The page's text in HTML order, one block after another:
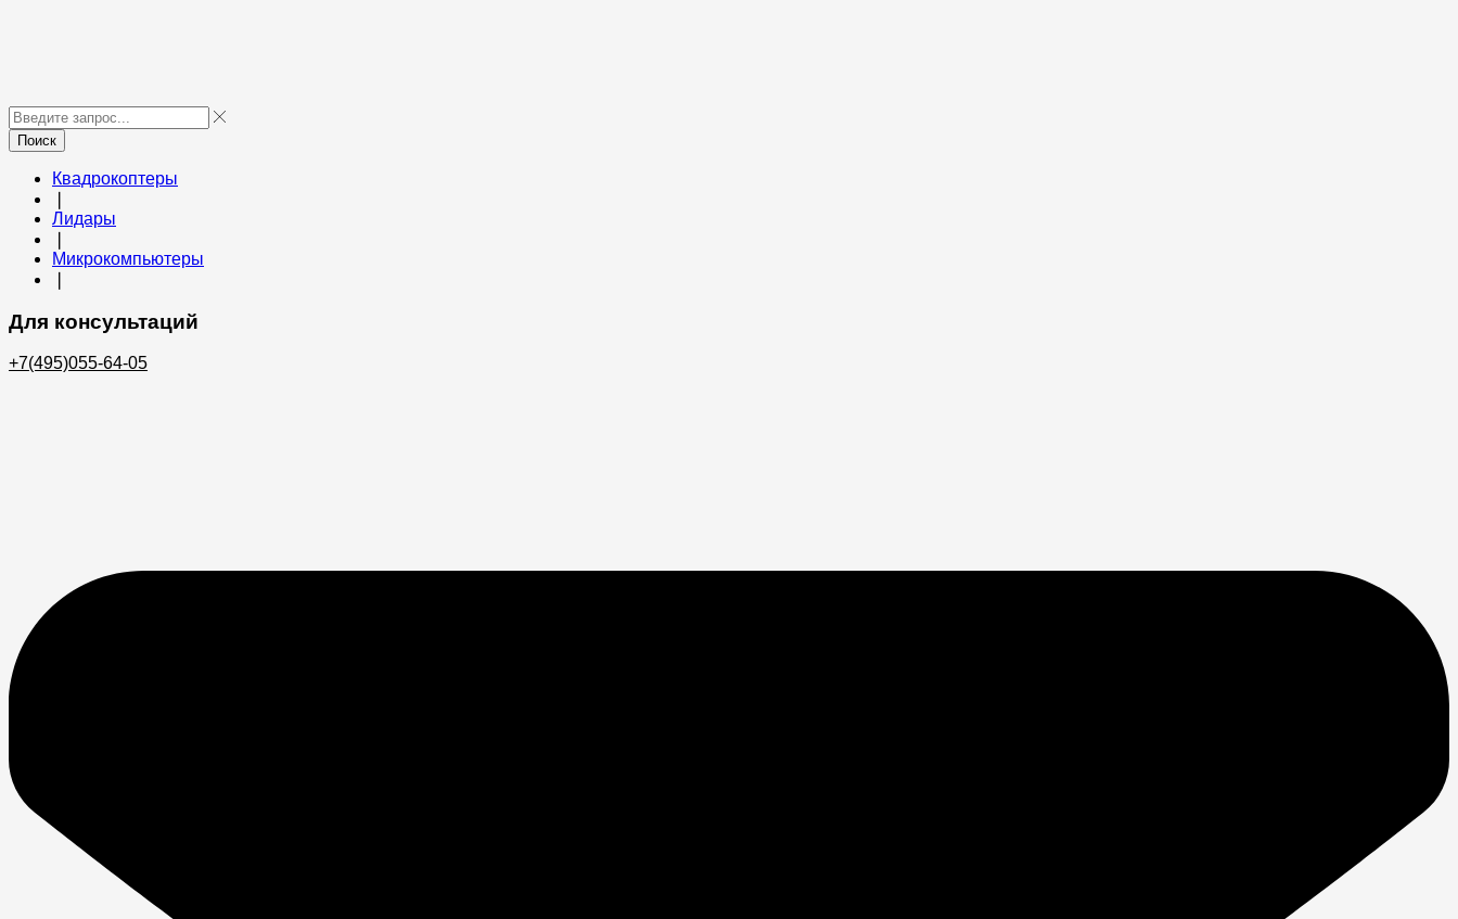
Поиск
Квадрокоптеры
Лидары
Микрокомпьютеры
Для консультаций
+7(495)055-64-05